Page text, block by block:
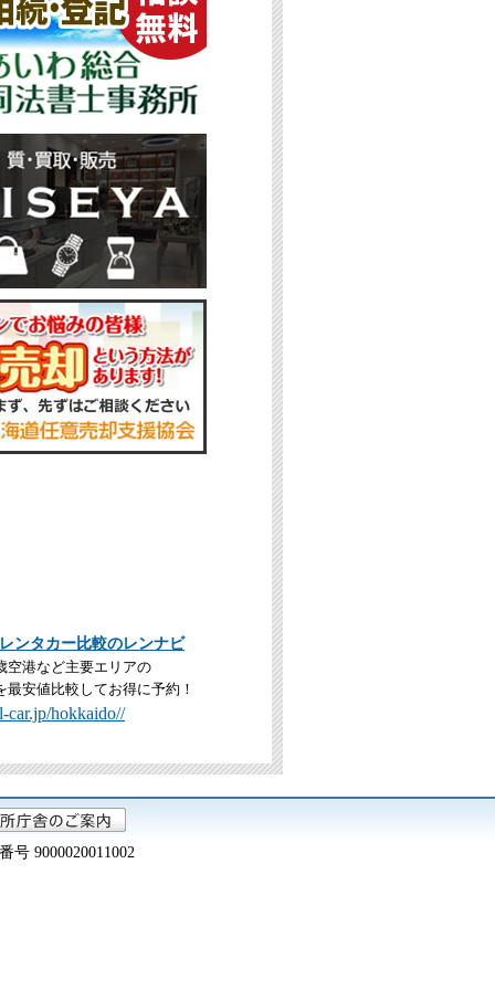
ンタカー比較のレンナビ
空港など主要エリアの
最安値比較してお得に予約！
car.jp/hokkaido//
9000020011002